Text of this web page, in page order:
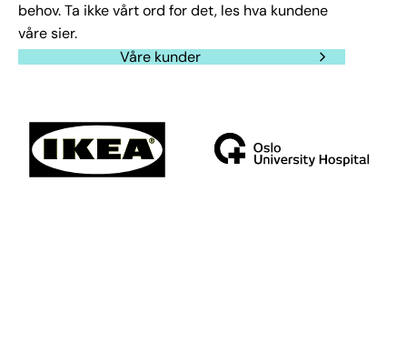
behov. Ta ikke vårt ord for det, les hva kundene
våre sier.
Våre kunder